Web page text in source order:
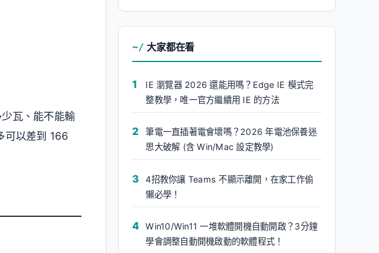
瓦、能不能輸
可以差到 166
大家都在看
IE 瀏覽器 2026 還能用嗎？Edge IE 模式完
整教學，唯一官方繼續用 IE 的方法
筆電一直插著電會壞嗎？2026 年電池保養迷
思大破解 (含 Win/Mac 設定教學)
4招教你讓 Teams 不顯示離開，在家工作偷
懶必學！
Win10/Win11 一堆軟體開機自動開啟？3分鐘
學會調整自動開機啟動的軟體程式！